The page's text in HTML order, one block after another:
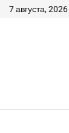
7 августа, 2026